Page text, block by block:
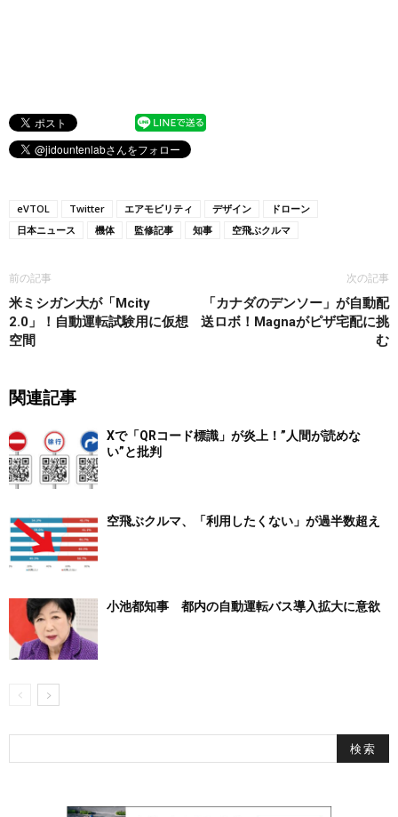
eVTOL Twitter エアモビリティ デザイン
ドローン
日本ニュース
機体 監修記事 知事 空飛ぶクルマ
前の記事
米ミシガン大が「Mcity
2.0」！自動運転試験用に仮想
空間
次の記事
「カナダのデンソー」が自動配
送ロボ！Magnaがピザ宅配に挑
む
関連記事
Xで「QRコード標識」が炎上！”人間が読めな
い”と批判
空飛ぶクルマ、「利用したくない」が過半数超え
小池都知事 都内の自動運転バス導入拡大に意欲